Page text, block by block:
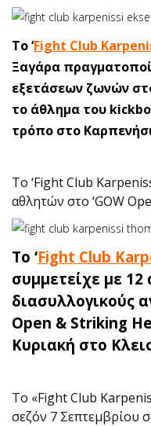
Το ‘Fight Club
Ξαγάρα
εξετάσεων ζωνών
το άθλημα του
τρόπο στο
Το ‘Fight Club
αθλητών στο ‘GOW
Το ‘Fight Club
συμμετείχε με 12
διασυλλογικούς
Open & Striking
Κυριακή στο
Το «Fight Club
σεζόν 7 Σεπτεμβρίου